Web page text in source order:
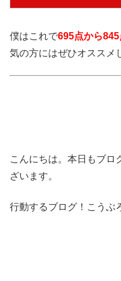
僕はこれで695点から
気の方にはぜひオススメ
こんにちは。本日もブロ
ざいます。
行動するブログ！こうぶ